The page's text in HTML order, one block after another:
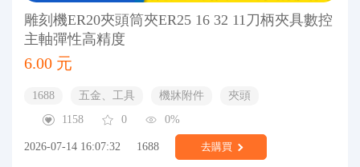
雕刻機ER20夾頭筒夾ER25 16 32 11刀柄夾具數控
主軸彈性高精度
6.00 元
1688 五金、工具 機牀附件
夾頭
1158
0 0%
2026-07-14 16:07:32 1688 去購買